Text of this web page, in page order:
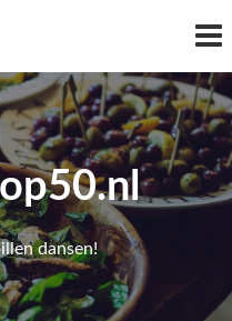
dansen!